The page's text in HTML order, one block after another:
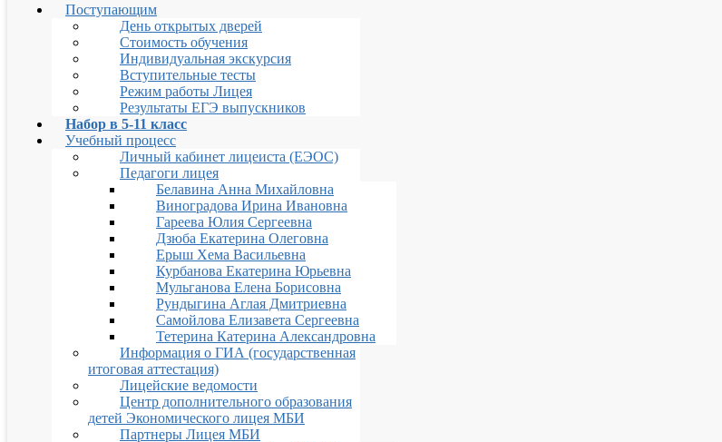
Поступающим
День открытых дверей
Стоимость обучения
Индивидуальная экскурсия
Вступительные тесты
Режим работы Лицея
Результаты ЕГЭ выпускников
Набор в 5-11 класс
Учебный процесс
Личный кабинет лицеиста (ЕЭОС)
Педагоги лицея
Белавина Анна Михайловна
Виноградова Ирина Ивановна
Гареева Юлия Сергеевна
Дзюба Екатерина Олеговна
Ерыш Хема Васильевна
Курбанова Екатерина Юрьевна
Мульганова Елена Борисовна
Рундыгина Аглая Дмитриевна
Самойлова Елизавета Сергеевна
Тетерина Катерина Александровна
Информация о ГИА (государственная
итоговая аттестация)
Лицейские ведомости
Центр дополнительного образования
детей Экономического лицея МБИ
Партнеры Лицея МБИ